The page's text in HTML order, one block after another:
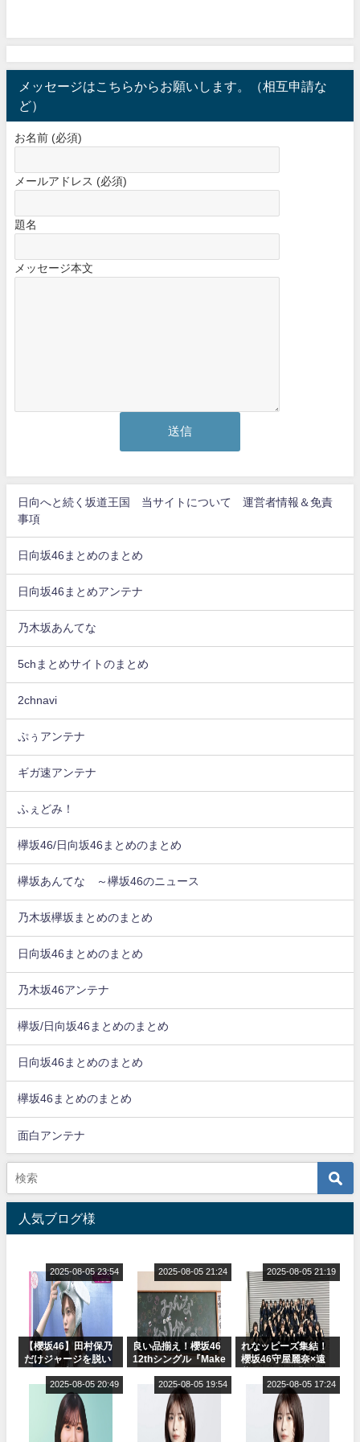
メッセージはこちらからお願いします。（相互申請な
ど）
お名前 (必須)
メールアドレス (必須)
題名
メッセージ本文
日向へと続く坂道王国 当サイトについて 運営者情報＆免責
事項
日向坂46まとめのまとめ
日向坂46まとめアンテナ
乃木坂あんてな
5chまとめサイトのまとめ
2chnavi
ぷぅアンテナ
ギガ速アンテナ
ふぇどみ！
欅坂46/日向坂46まとめのまとめ
欅坂あんてな ～欅坂46のニュース
乃木坂欅坂まとめのまとめ
日向坂46まとめのまとめ
乃木坂46アンテナ
欅坂/日向坂46まとめのまとめ
日向坂46まとめのまとめ
欅坂46まとめのまとめ
面白アンテナ
人気ブログ様
【櫻坂46】田村保乃
だけジャージを脱い
2025-08-05 23:54
良い品揃え！櫻坂46
12thシングル『Make
ャルグッズ絶賛販売
2025-08-05 21:24
れなッピーズ集結！
櫻坂46守屋麗奈×遠
ット！」水曜スタジ
オ出演決定
2025-08-05 21:19
2025-08-05 20:49 2025-08-05 19:54 2025-08-05 17:24